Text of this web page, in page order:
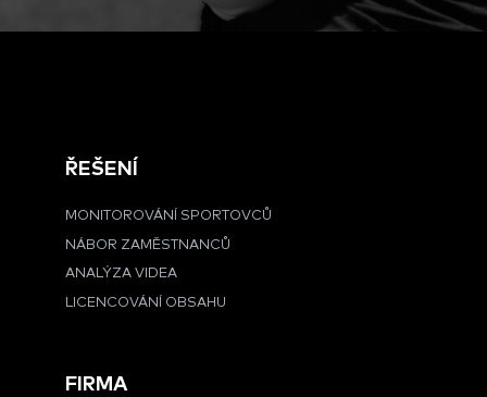
ŘEŠENÍ
MONITOROVÁNÍ SPORTOVCŮ
NÁBOR ZAMĚSTNANCŮ
ANALÝZA VIDEA
LICENCOVÁNÍ OBSAHU
FIRMA